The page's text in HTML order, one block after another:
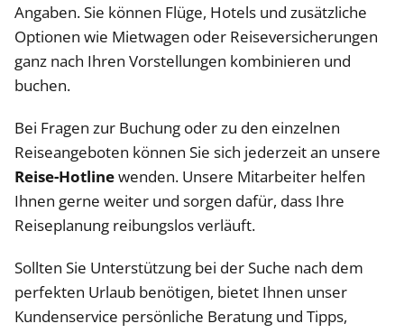
Angaben. Sie können Flüge, Hotels und zusätzliche
Optionen wie Mietwagen oder Reiseversicherungen
ganz nach Ihren Vorstellungen kombinieren und
buchen.
Bei Fragen zur Buchung oder zu den einzelnen
Reiseangeboten können Sie sich jederzeit an unsere
Reise-Hotlinewenden. Unsere Mitarbeiter helfen
Ihnen gerne weiter und sorgen dafür, dass Ihre
Reiseplanung reibungslos verläuft.
Sollten Sie Unterstützung bei der Suche nach dem
perfekten Urlaub benötigen, bietet Ihnen unser
Kundenservice persönliche Beratung und Tipps,